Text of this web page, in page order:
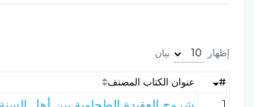
إظهار بيان
# عنوان الكتاب المصنف